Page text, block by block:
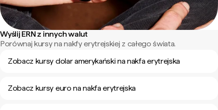
Wyślij ERN z innych walut
Porównaj kursy na nakfy erytrejskiej z całego świata.
Zobacz kursy dolar amerykański na nakfa erytrejska
Zobacz kursy euro na nakfa erytrejska